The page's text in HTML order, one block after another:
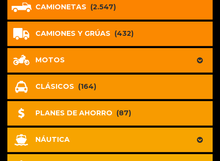
CAMIONETAS (2.547)
CAMIONES Y GRÚAS (432)
MOTOS
CLÁSICOS (164)
PLANES DE AHORRO (87)
NÁUTICA